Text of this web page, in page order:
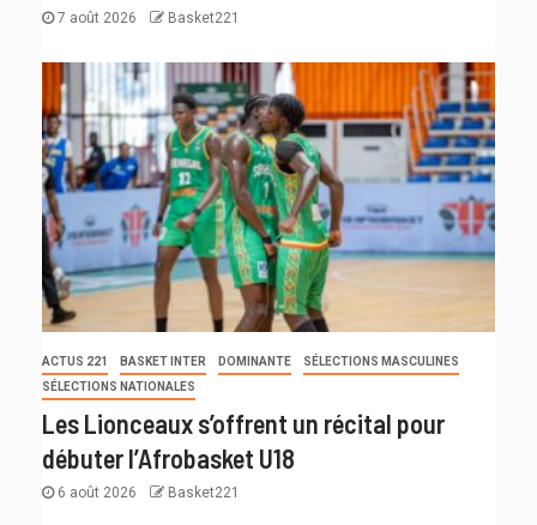
7 août 2026 Basket221
ACTUS 221 BASKET INTER DOMINANTE
SÉLECTIONS MASCULINES
SÉLECTIONS NATIONALES
Les Lionceaux s’offrent un récital pour
débuter l’Afrobasket U18
6 août 2026 Basket221